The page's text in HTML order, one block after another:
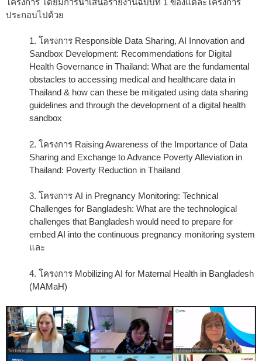
ประกอบไปด้วย
1. โครงการ Responsible Data Sharing, AI Innovation and
Sandbox Development: Recommendations for Digital
Health Governance in Thailand: What are the fundamental
obstacles to accessing medical and healthcare data in
Thailand & how can these be mitigated using data sharing
guidelines and through the development of a digital health
sandbox
2. โครงการ Raising Awareness of the Importance of Data
Sharing and Exchange to Advance Poverty Alleviation in
Thailand: Poverty Reduction in Thailand
3. โครงการ AI in Pregnancy Monitoring: Technical
Challenges for Bangladesh: What are the technological
challenges that Bangladesh would need to prepare for
embed AI into the continuous pregnancy monitoring system
และ
4. โครงการ Mobilizing AI for Maternal Health in Bangladesh
(MAMaH)